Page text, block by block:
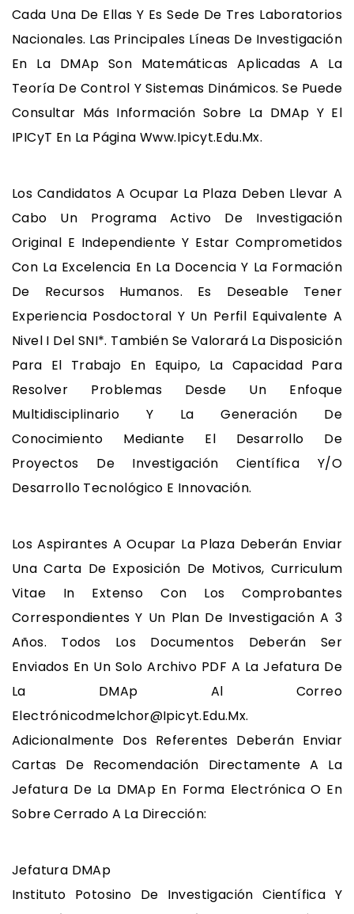
Cada Una De Ellas Y Es Sede De Tres Laboratorios
Nacionales. Las Principales Líneas De Investigación
En La DMAp Son Matemáticas Aplicadas A La
Teoría De Control Y Sistemas Dinámicos. Se Puede
Consultar Más Información Sobre La DMAp Y El
IPICyT En La Página Www.ipicyt.edu.mx.
Los Candidatos A Ocupar La Plaza Deben Llevar A
Cabo Un Programa Activo De Investigación
Original E Independiente Y Estar Comprometidos
Con La Excelencia En La Docencia Y La Formación
De Recursos Humanos. Es Deseable Tener
Experiencia Posdoctoral Y Un Perfil Equivalente A
Nivel I Del SNI*. También Se Valorará La Disposición
Para El Trabajo En Equipo, La Capacidad Para
Resolver Problemas Desde Un Enfoque
Multidisciplinario Y La Generación De
Conocimiento Mediante El Desarrollo De
Proyectos De Investigación Científica Y/o
Desarrollo Tecnológico E Innovación.
Los Aspirantes A Ocupar La Plaza Deberán Enviar
Una Carta De Exposición De Motivos, Curriculum
Vitae In Extenso Con Los Comprobantes
Correspondientes Y Un Plan De Investigación A 3
Años. Todos Los Documentos Deberán Ser
Enviados En Un Solo Archivo PDF A La Jefatura De
La DMAp Al Correo
Electrónicodmelchor@ipicyt.edu.mx.
Adicionalmente Dos Referentes Deberán Enviar
Cartas De Recomendación Directamente A La
Jefatura De La DMAp En Forma Electrónica O En
Sobre Cerrado A La Dirección:
Jefatura DMAp
Instituto Potosino De Investigación Científica Y